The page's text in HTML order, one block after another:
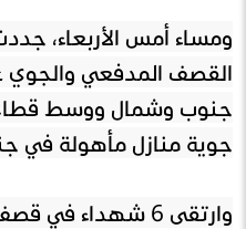
ومساء أمس الأربعاء،
القصف المدفعي
جنوب وشمال ووسط
جوية منازل مأهولة في
وارتقى 6 شهداء